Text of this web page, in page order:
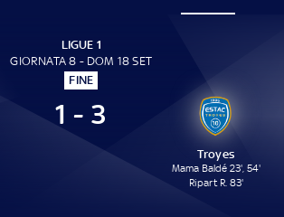
LIGUE 1
GIORNATA 8 - DOM 18 SET
FINE
1 - 3
Troyes
Mama Baldé 23', 54'
Ripart R. 83'